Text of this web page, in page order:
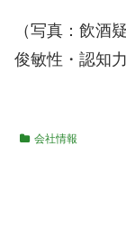
（写真：飲
俊敏性・認知
会社情報